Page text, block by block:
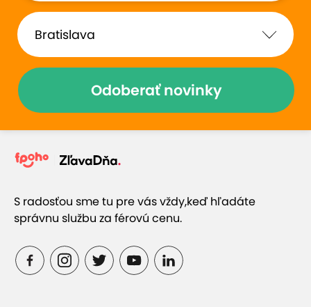
Odoberať novinky
S radosťou sme tu pre vás vždy,keď hľadáte
správnu službu za férovú cenu.